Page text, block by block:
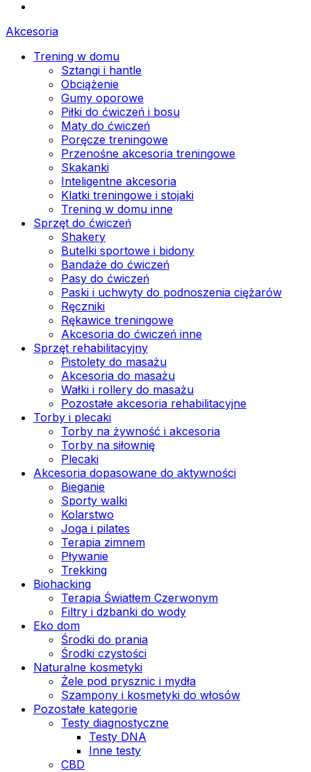
Akcesoria
Trening w domu
Sztangi i hantle
Obciążenie
Gumy oporowe
Piłki do ćwiczeń i bosu
Maty do ćwiczeń
Poręcze treningowe
Przenośne akcesoria treningowe
Skakanki
Inteligentne akcesoria
Klatki treningowe i stojaki
Trening w domu inne
Sprzęt do ćwiczeń
Shakery
Butelki sportowe i bidony
Bandaże do ćwiczeń
Pasy do ćwiczeń
Paski i uchwyty do podnoszenia ciężarów
Ręczniki
Rękawice treningowe
Akcesoria do ćwiczeń inne
Sprzęt rehabilitacyjny
Pistolety do masażu
Akcesoria do masażu
Wałki i rollery do masażu
Pozostałe akcesoria rehabilitacyjne
Torby i plecaki
Torby na żywność i akcesoria
Torby na siłownię
Plecaki
Akcesoria dopasowane do aktywności
Bieganie
Sporty walki
Kolarstwo
Joga i pilates
Terapia zimnem
Pływanie
Trekking
Biohacking
Terapia Światłem Czerwonym
Filtry i dzbanki do wody
Eko dom
Środki do prania
Środki czystości
Naturalne kosmetyki
Żele pod prysznic i mydła
Szampony i kosmetyki do włosów
Pozostałe kategorie
Testy diagnostyczne
Testy DNA
Inne testy
CBD